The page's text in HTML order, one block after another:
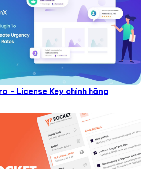
- License Key chính hãng